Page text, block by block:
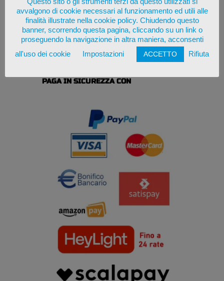
Consegna stimata in: 6-9
giorni lavorativi
Emissione di regolare fattura
italiana
PAGA IN SICUREZZA CON
avvalgono di cookie necessari al funzionamento ed utili alle
finalità illustrate nella cookie policy. Chiudendo questo
banner, scorrendo questa pagina, cliccando su un link o
proseguendo la navigazione in altra maniera, acconsenti
all'uso dei cookie
Impostazioni ACCETTO Rifiuta